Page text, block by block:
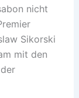
nicht
Sikorski
mit den